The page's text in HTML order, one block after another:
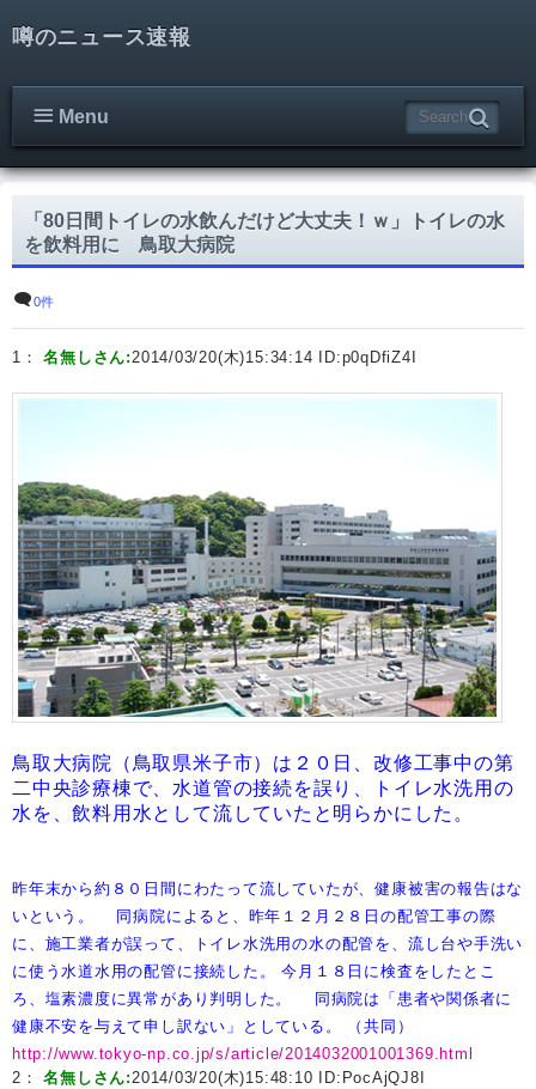
噂のニュース速報
Menu
「80日間トイレの水飲んだけど大丈夫！ｗ」トイレの水
を飲料用に 鳥取大病院
0件
1：名無しさん:2014/03/20(木)15:34:14 ID:p0qDfiZ4I
鳥取大病院（鳥取県米子市）は２０日、改修工事中の第
二中央診療棟で、水道管の接続を誤り、トイレ水洗用の
水を、飲料用水として流していたと明らかにした。
昨年末から約８０日間にわたって流していたが、健康被害の報告はな
いという。
同病院によると、昨年１２月２８日の配管工事の際
に、施工業者が誤って、トイレ水洗用の水の配管を、流し台や手洗い
に使う水道水用の配管に接続した。
今月１８日に検査をしたとこ
ろ、塩素濃度に異常があり判明した。
同病院は「患者や関係者に
健康不安を与えて申し訳ない」としている。
（共同）
http://www.tokyo-np.co.jp/s/article/2014032001001369.html
2：名無しさん:2014/03/20(木)15:48:10 ID: PocAjQJ8I